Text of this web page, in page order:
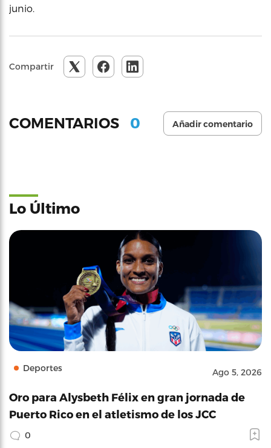
junio.
Compartir
COMENTARIOS 0 Añadir comentario
Lo Último
Deportes Ago 5, 2026
Oro para Alysbeth Félix en gran jornada de
Puerto Rico en el atletismo de los JCC
0